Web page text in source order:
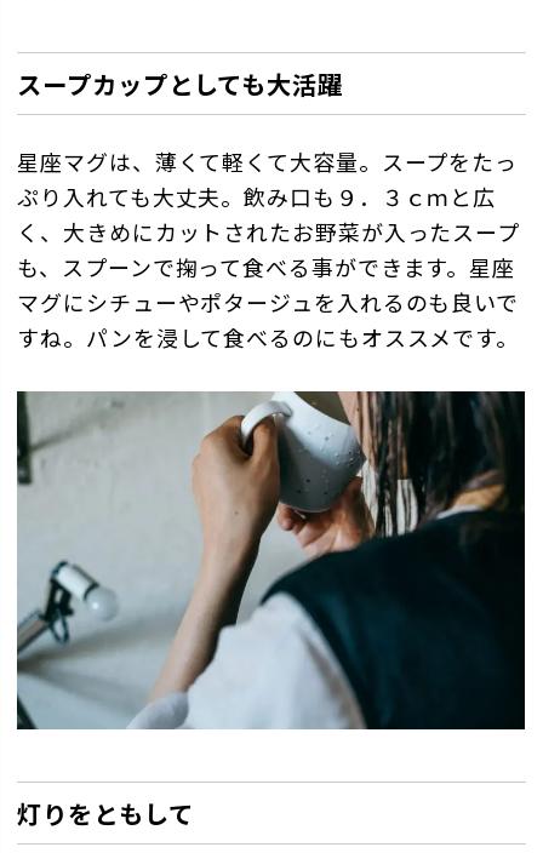
スープカップとしても大活躍
星座マグは、薄くて軽くて大容量。スープをたっ
ぷり入れても大丈夫。飲み口も９．３ｃｍと広
く、大きめにカットされたお野菜が入ったスープ
も、スプーンで掬って食べる事ができます。星座
マグにシチューやポタージュを入れるのも良いで
すね。パンを浸して食べるのにもオススメです。
灯りをともして